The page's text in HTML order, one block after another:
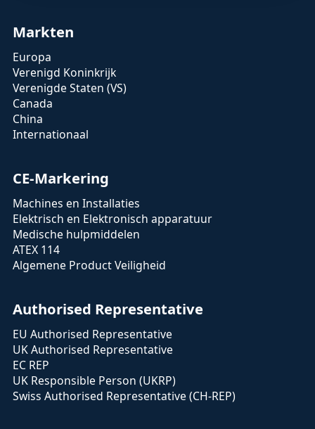
Markten
Europa
Verenigd Koninkrijk
Verenigde Staten (VS)
Canada
China
Internationaal
CE-Markering
Machines en Installaties
Elektrisch en Elektronisch apparatuur
Medische hulpmiddelen
ATEX 114
Algemene Product Veiligheid
Authorised Representative
EU Authorised Representative
UK Authorised Representative
EC REP
UK Responsible Person (UKRP)
Swiss Authorised Representative (CH-REP)